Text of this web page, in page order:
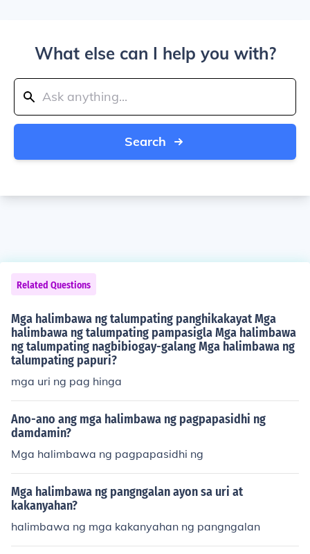
What else can I help you with?
Search
Related Questions
Mga halimbawa ng talumpating panghikakayat Mga
halimbawa ng talumpating pampasigla Mga halimbawa
ng talumpating nagbibiogay-galang Mga halimbawa ng
talumpating papuri?
mga uri ng pag hinga
Ano-ano ang mga halimbawa ng pagpapasidhi ng
damdamin?
Mga halimbawa ng pagpapasidhi ng
Mga halimbawa ng pangngalan ayon sa uri at
kakanyahan?
halimbawa ng mga kakanyahan ng pangngalan